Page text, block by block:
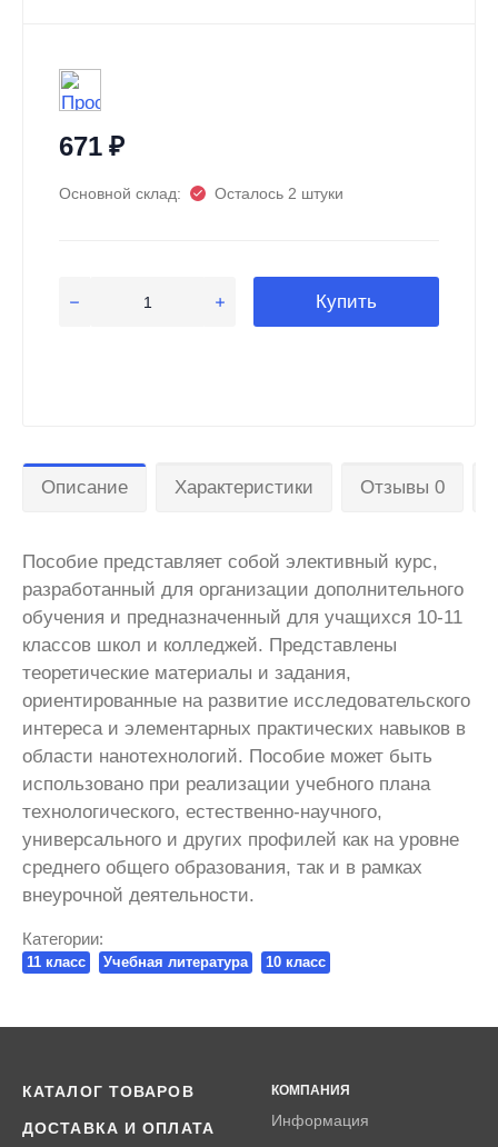
671₽
Основной склад: Осталось 2 штуки
Купить
Описание Характеристики Отзывы 0
Пособие представляет собой элективный курс,
разработанный для организации дополнительного
обучения и предназначенный для учащихся 10-11
классов школ и колледжей. Представлены
теоретические материалы и задания,
ориентированные на развитие исследовательского
интереса и элементарных практических навыков в
области нанотехнологий. Пособие может быть
использовано при реализации учебного плана
технологического, естественно-научного,
универсального и других профилей как на уровне
среднего общего образования, так и в рамках
внеурочной деятельности.
Категории:
11 класс Учебная литература 10 класс
КАТАЛОГ ТОВАРОВ
ДОСТАВКА И ОПЛАТА
КОМПАНИЯ
Информация